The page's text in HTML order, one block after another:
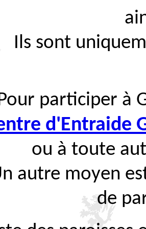
Ils sont
participer à
d'Entraide
ou à toute
autre moyen
de